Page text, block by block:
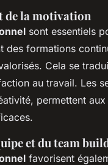
de la motivation
sont essentiels
des formations
Cela se
au travail. Les
permettent
et du team
favorisent